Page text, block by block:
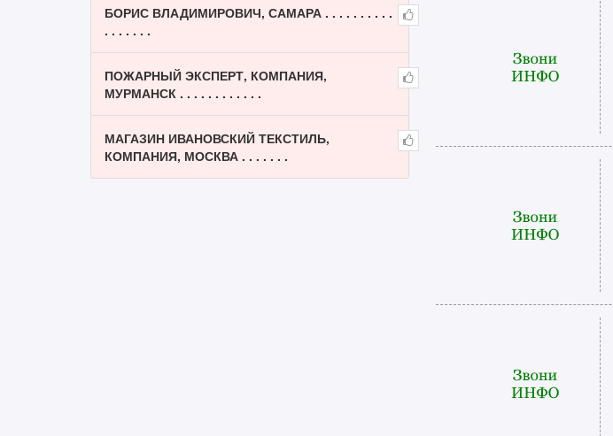
БОРИС ВЛАДИМИРОВИЧ, САМАРА . . . . . . . . . .
. . . . . . .
ПОЖАРНЫЙ ЭКСПЕРТ, КОМПАНИЯ,
МУРМАНСК . . . . . . . . . . . .
МАГАЗИН ИВАНОВСКИЙ ТЕКСТИЛЬ,
КОМПАНИЯ, МОСКВА . . . . . . .